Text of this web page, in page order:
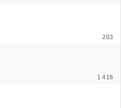
203
1 416